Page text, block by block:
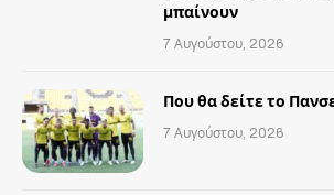
μπαίνουν
7 Αυγούστου, 2026
Που θα δείτε το
7 Αυγούστου, 2026